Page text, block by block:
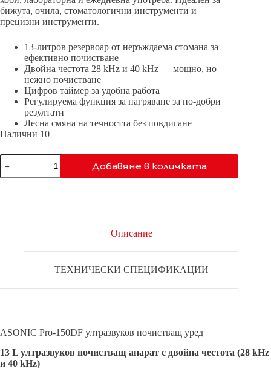
бижута, очила, стоматологични инструменти и
прецизни инструменти.
13-литров резервоар от неръждаема стомана за
ефективно почистване
Двойна честота 28 kHz и 40 kHz — мощно, но
нежно почистване
Цифров таймер за удобна работа
Регулируема функция за нагряване за по-добри
резултати
Лесна смяна на течността без повдигане
Налични 10
количество
за
PRO-
Добавяне в количката
Описание
ТЕХНИЧЕСКИ СПЕЦИФИКАЦИИ
ASONIC Pro-150DF ултразвуков почистващ уред
13 L ултразвуков почистващ апарат с двойна честота (28 kHz
и 40 kHz)